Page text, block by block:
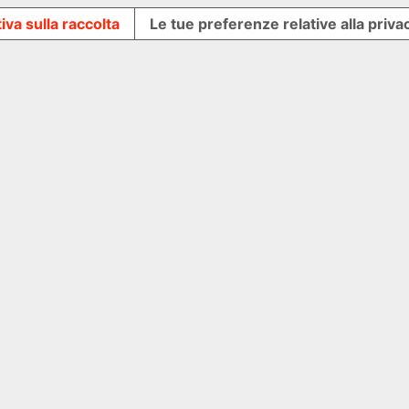
sulla raccolta Le tue preferenze relative alla